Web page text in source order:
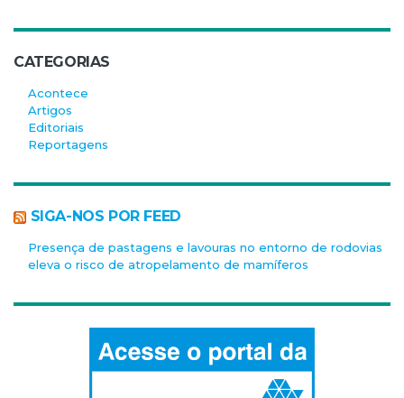
CATEGORIAS
Acontece
Artigos
Editoriais
Reportagens
SIGA-NOS POR FEED
Presença de pastagens e lavouras no entorno de rodovias
eleva o risco de atropelamento de mamíferos